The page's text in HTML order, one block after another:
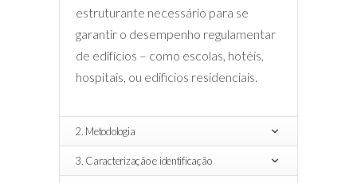
estruturante necessário para se
garantir o desempenho regulamentar
de edifícios – como escolas, hotéis,
hospitais, ou edificios residenciais.
2. Metodologia
3. Caracterização e identificação